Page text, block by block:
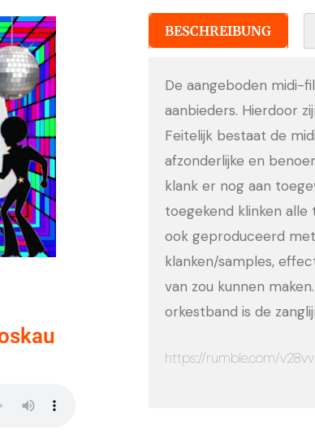
BESCHREIBUNG
De aangeboden midi-
aanbieders. Hierdoor
Feitelijk bestaat de
afzonderlijke en
klank er nog aan
toegekend klinken alle
ook geproduceerd
klanken/samples,
van zou kunnen
orkestband is de
https://rumble.com/